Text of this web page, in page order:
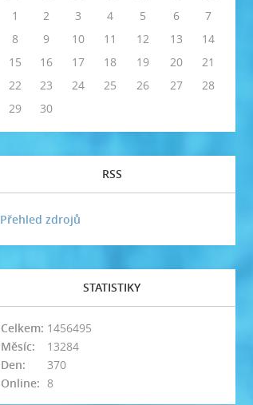
1
2 3 4 5 6
7
8
9 10 11 12 13
14
15
16 17 18 19 20
21
22
23 24 25 26 27
28
29
30
RSS
Přehled zdrojů
STATISTIKY
Online: 8
Celkem: 1456495
Měsíc:
13284
Den:
370